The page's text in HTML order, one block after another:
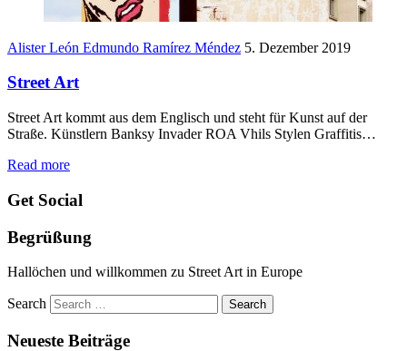
Alister León Edmundo Ramírez Méndez 5. Dezember 2019
Street Art
Street Art kommt aus dem Englisch und steht für Kunst auf der
Straße. Künstlern Banksy Invader ROA Vhils Stylen Graffitis…
Read more
Get Social
Begrüßung
Hallöchen und willkommen zu Street Art in Europe
Search
Neueste Beiträge